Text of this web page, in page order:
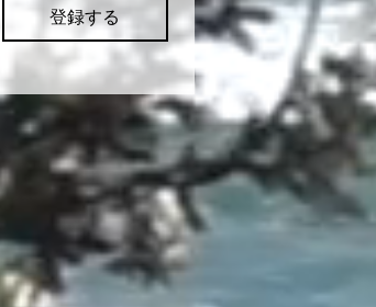
登録する